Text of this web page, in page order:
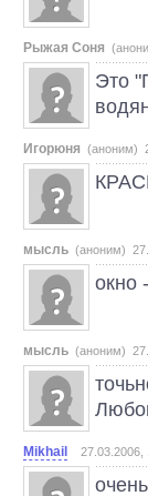
Рыжая Соня
Это
Игорюня (аноним)
мысль (аноним)
окно
мысль (аноним)
Mikhail 27.03.2006,